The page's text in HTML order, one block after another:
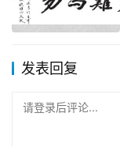
发表回复
请登录后评论...